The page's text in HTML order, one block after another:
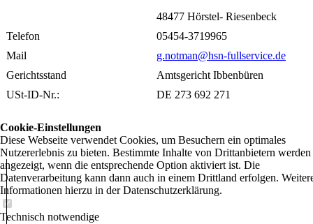
48477 Hörstel- Riesenbeck
Telefon
05454-3719965
Mail
g.notman@hsn-fullservice.de
Gerichtsstand
Amtsgericht Ibbenbüren
USt-ID-Nr.:
DE 273 692 271
Cookie-Einstellungen
Diese Webseite verwendet Cookies, um Besuchern ein optimales
Nutzererlebnis zu bieten. Bestimmte Inhalte von Drittanbietern
angezeigt, wenn die entsprechende Option aktiviert ist. Die
Datenverarbeitung kann dann auch in einem Drittland erfolgen.
Informationen hierzu in der Datenschutzerklärung.
Technisch notwendige